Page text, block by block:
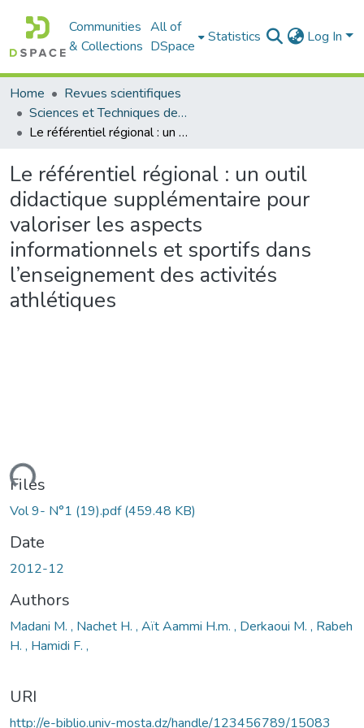
Communities
& Collections
All of
DSpace
Statistics Log In
Home
Revues scientifiques
Sciences et Techniques des Activités Physiques et Sportives (RISTAPS)
Le référentiel régional : un outil didactique supplémentaire pour valoriser les aspects informationnels et sportifs dans l’enseignement des activités athlétiques
Le référentiel régional : un outil
didactique supplémentaire pour
valoriser les aspects
informationnels et sportifs dans
l’enseignement des activités
athlétiques
Files
Vol 9- N°1 (19).pdf(459.48 KB)
Date
2012-12
Authors
Madani M. , Nachet H. , Aït Aammi H.m. , Derkaoui M. , Rabeh
H. , Hamidi F. ,
URI
http://e-biblio.univ-mosta.dz/handle/123456789/15083